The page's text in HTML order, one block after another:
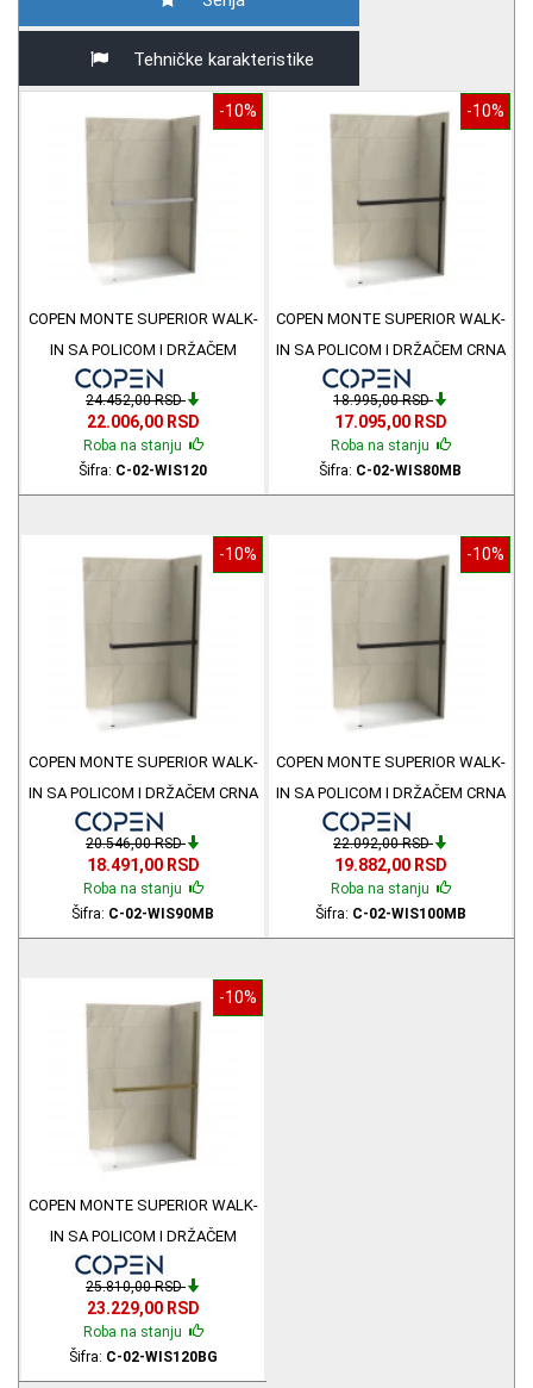
Tehničke karakteristike
-10%
COPEN MONTE SUPERIOR WALK-
IN SA POLICOM I DRŽAČEM
HROM 120x200 C-02-WIS120
24.452,00 RSD
22.006,00 RSD
Roba na stanju
Šifra: C-02-WIS120
-10%
COPEN MONTE SUPERIOR WALK-
IN SA POLICOM I DRŽAČEM CRNA
MAT 80x200 C-02-WIS80MB
18.995,00 RSD
17.095,00 RSD
Roba na stanju
Šifra: C-02-WIS80MB
-10%
COPEN MONTE SUPERIOR WALK-
IN SA POLICOM I DRŽAČEM CRNA
MAT 90x200 C-02-WIS90MB
20.546,00 RSD
18.491,00 RSD
Roba na stanju
Šifra: C-02-WIS90MB
-10%
COPEN MONTE SUPERIOR WALK-
IN SA POLICOM I DRŽAČEM CRNA
MAT 100x200 C-02-WIS100MB
22.092,00 RSD
19.882,00 RSD
Roba na stanju
Šifra: C-02-WIS100MB
-10%
COPEN MONTE SUPERIOR WALK-
IN SA POLICOM I DRŽAČEM
ZLATNA ČETKANA 120x200 C-02-
WIS120BG
25.810,00 RSD
23.229,00 RSD
Roba na stanju
Šifra: C-02-WIS120BG